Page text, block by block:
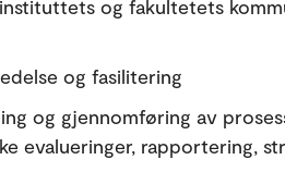
og fakultetets
og fasilitering
og gjennomføring av
evalueringer, rapportering,